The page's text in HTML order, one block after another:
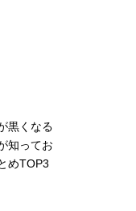
黒くなる
知ってお
めTOP3